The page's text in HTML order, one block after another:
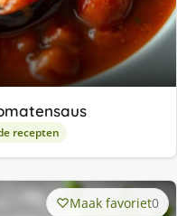
recepten
Maak favoriet0